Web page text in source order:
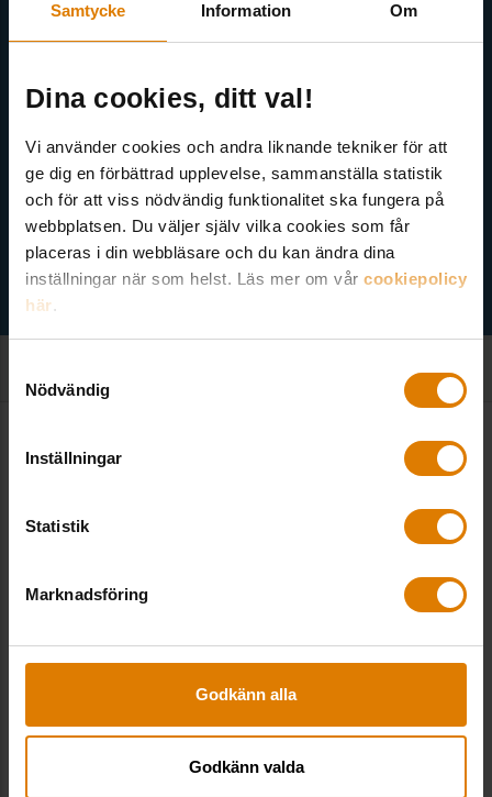
Samtycke Information Om
Dina cookies, ditt val!
Vi använder cookies och andra liknande tekniker för att
ge dig en förbättrad upplevelse, sammanställa statistik
och för att viss nödvändig funktionalitet ska fungera på
webbplatsen. Du väljer själv vilka cookies som får
placeras i din webbläsare och du kan ändra dina
inställningar när som helst. Läs mer om vår cookiepolicy
här.
Nödvändig
Inställningar
Statistik
Marknadsföring
Godkänn alla
Godkänn valda
Akademi, Allmännyttans Klimatinitiativ och för dig som är
medlem finns även nyhetsbrev inom olika ämnen.
Välj ämne
Kontakt
Besöksadress: Hornsgatan 15,
101 29 Stockholm
info@sverigesallmannytta.se